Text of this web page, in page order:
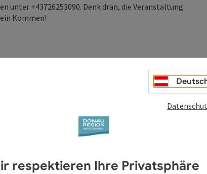
unter +43726253090. Denk dran, die Veranstaltung
Kommen!
respektieren Ihre Privatsphäre